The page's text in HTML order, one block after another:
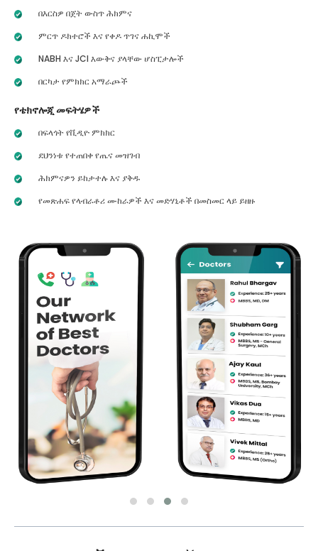
በእርስዎ በጀት ውስጥ ሕክምና
ምርጥ ዶክተሮች እና የቀዶ ጥገና ሐኪሞች
NABH እና JCI እውቅና ያላቸው ሆስፒታሎች
በርካታ የምክክር አማራጮች
የቴክኖሎጂ መፍትሄዎች
በፍላጎት የቪዲዮ ምክክር
ደህንነቱ የተጠበቀ የጤና መዝገብ
ሕክምናዎን ይከታተሉ እና ያቅዱ
የመጽሐፍ የላብራቶሪ ሙከራዎች እና መድሃኒቶች በመስመር ላይ ይዘዙ